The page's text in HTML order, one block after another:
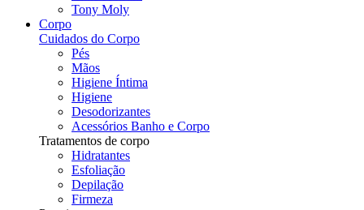
Tony Moly
Corpo
Cuidados do Corpo
Pés
Mãos
Higiene Íntima
Higiene
Desodorizantes
Acessórios Banho e Corpo
Tratamentos de corpo
Hidratantes
Esfoliação
Depilação
Firmeza